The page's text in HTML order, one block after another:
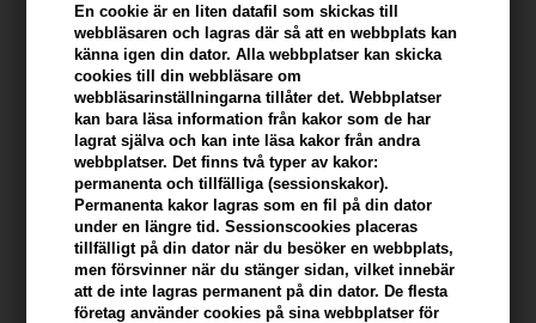
En cookie är en liten datafil som skickas till
webbläsaren och lagras där så att en webbplats kan
känna igen din dator. Alla webbplatser kan skicka
cookies till din webbläsare om
webbläsarinställningarna tillåter det. Webbplatser
kan bara läsa information från kakor som de har
lagrat själva och kan inte läsa kakor från andra
webbplatser. Det finns två typer av kakor:
permanenta och tillfälliga (sessionskakor).
Permanenta kakor lagras som en fil på din dator
under en längre tid. Sessionscookies placeras
tillfälligt på din dator när du besöker en webbplats,
men försvinner när du stänger sidan, vilket innebär
att de inte lagras permanent på din dator. De flesta
företag använder cookies på sina webbplatser för
Evolve Liquid Radiance
Glycolic Toner 100ml
Tidigare lägsta pris: 257,00
232,00 SEK
Erbjudandet gäller: 30.07.26 -
13.08.26
Jorgobé Vitamin C Serum
30ml
Tidigare lägsta pris: 507,00
380,00 SEK
Erbjudandet gäller: 30.07.26 -
13.08.26